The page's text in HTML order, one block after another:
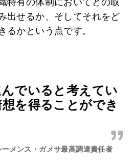
出せるか、そしてそれをど
るかという点です。
でいると考えてい
を得ることができ
”
メンス・ガメサ最高調達責任者